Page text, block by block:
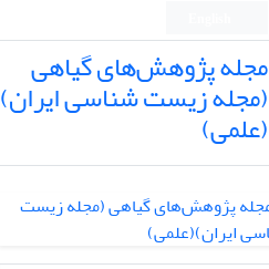
مجله پژوهش‌های گیاهی
(مجله زیست شناسی ایران)
(علمی)